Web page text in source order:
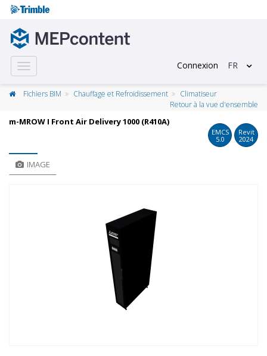
Toggle
navigation
Connexion FR
Fichiers BIM Chauffage et Refroidissement
Climatiseur
Retour à la vue d'ensemble
m-MROW I Front Air Delivery 1000 (R410A)
EMCS
5.0
Revit
2024
IMAGE